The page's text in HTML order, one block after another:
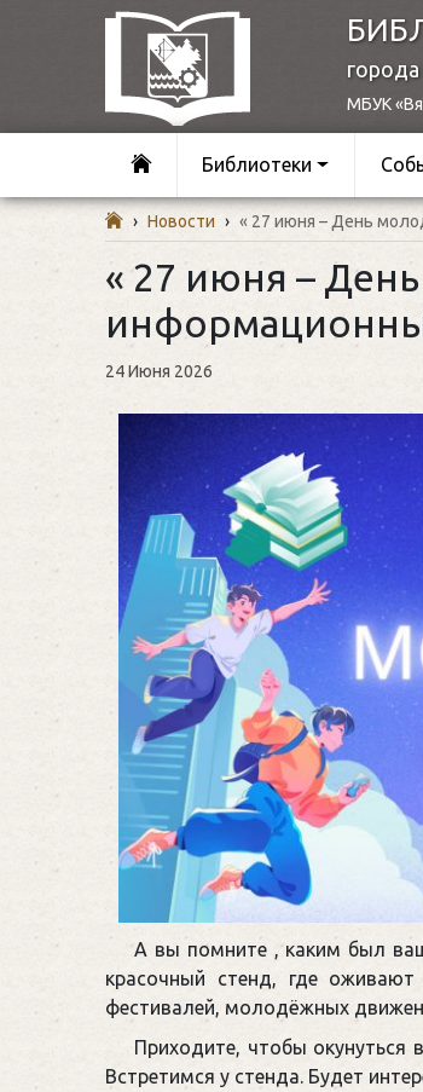
МБУК
Библиотеки
› Новости › « 27 июня – День
« 27 июня –
24 Июня 2026
А вы помните , каким был
красочный стенд, где
фестивалей, молодёжных
Приходите, чтобы окунуться
Встретимся у стенда. Будет